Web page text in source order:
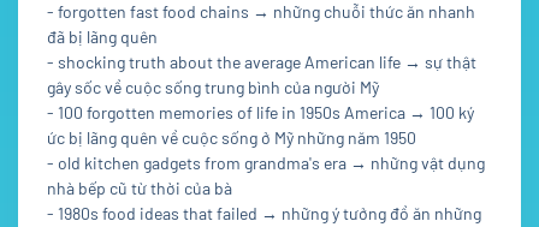
- forgotten fast food chains → những chuỗi thức ăn nhanh
đã bị lãng quên
- shocking truth about the average American life → sự thật
gây sốc về cuộc sống trung bình của người Mỹ
- 100 forgotten memories of life in 1950s America → 100 ký
ức bị lãng quên về cuộc sống ở Mỹ những năm 1950
- old kitchen gadgets from grandma's era → những vật dụng
nhà bếp cũ từ thời của bà
- 1980s food ideas that failed → những ý tưởng đồ ăn những